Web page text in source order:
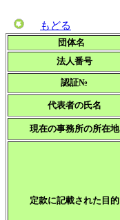
もどる
団体名
法人番号
認証№
代表者の氏名
現在の事務所の所在地
定款に記載された目的